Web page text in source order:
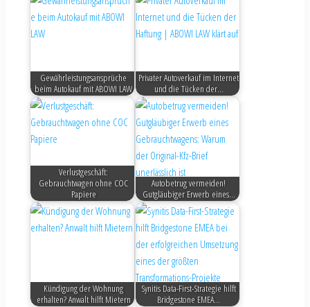
Gewährleistungsansprüche
beim Autokauf mit ABOWI LAW
Privater Autoverkauf im Internet
und die Tücken der…
Verlustgeschäft:
Gebrauchtwagen ohne COC
Papiere
Autobetrug vermeiden!
Gutgläubiger Erwerb eines…
Kündigung der Wohnung
erhalten? Anwalt hilft Mietern
Synitis Data-First-Strategie hilft
Bridgestone EMEA…